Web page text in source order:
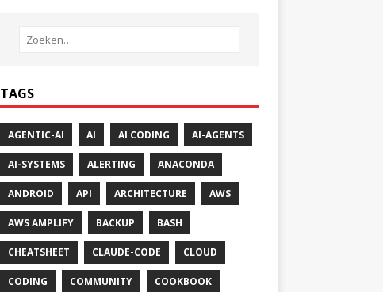
TAGS
AGENTIC-AI AI AI CODING AI-AGENTS
AI-SYSTEMS ALERTING ANACONDA
ANDROID API ARCHITECTURE AWS
AWS AMPLIFY BACKUP BASH
CHEATSHEET CLAUDE-CODE CLOUD
CODING COMMUNITY COOKBOOK